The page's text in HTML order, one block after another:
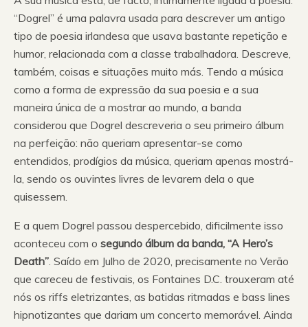
“Dogrel” é uma palavra usada para descrever um antigo
tipo de poesia irlandesa que usava bastante repetição e
humor, relacionada com a classe trabalhadora. Descreve,
também, coisas e situações muito más. Tendo a música
como a forma de expressão da sua poesia e a sua
maneira única de a mostrar ao mundo, a banda
considerou que Dogrel descreveria o seu primeiro álbum
na perfeição: não queriam apresentar-se como
entendidos, prodígios da música, queriam apenas mostrá-
la, sendo os ouvintes livres de levarem dela o que
quisessem.
E a quem Dogrel passou despercebido, dificilmente isso
aconteceu com o segundo álbum da banda, “A Hero’s
Death” . Saído em Julho de 2020, precisamente no Verão
que careceu de festivais, os Fontaines D.C. trouxeram até
nós os riffs eletrizantes, as batidas ritmadas e bass lines
hipnotizantes que dariam um concerto memorável. Ainda